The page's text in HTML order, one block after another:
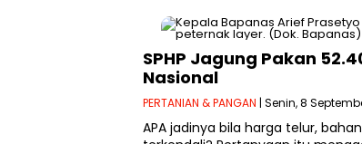
SPHP Jagung Pakan
Nasional
PERTANIAN & PANGAN | Senin, 8
APA jadinya bila harga telur,